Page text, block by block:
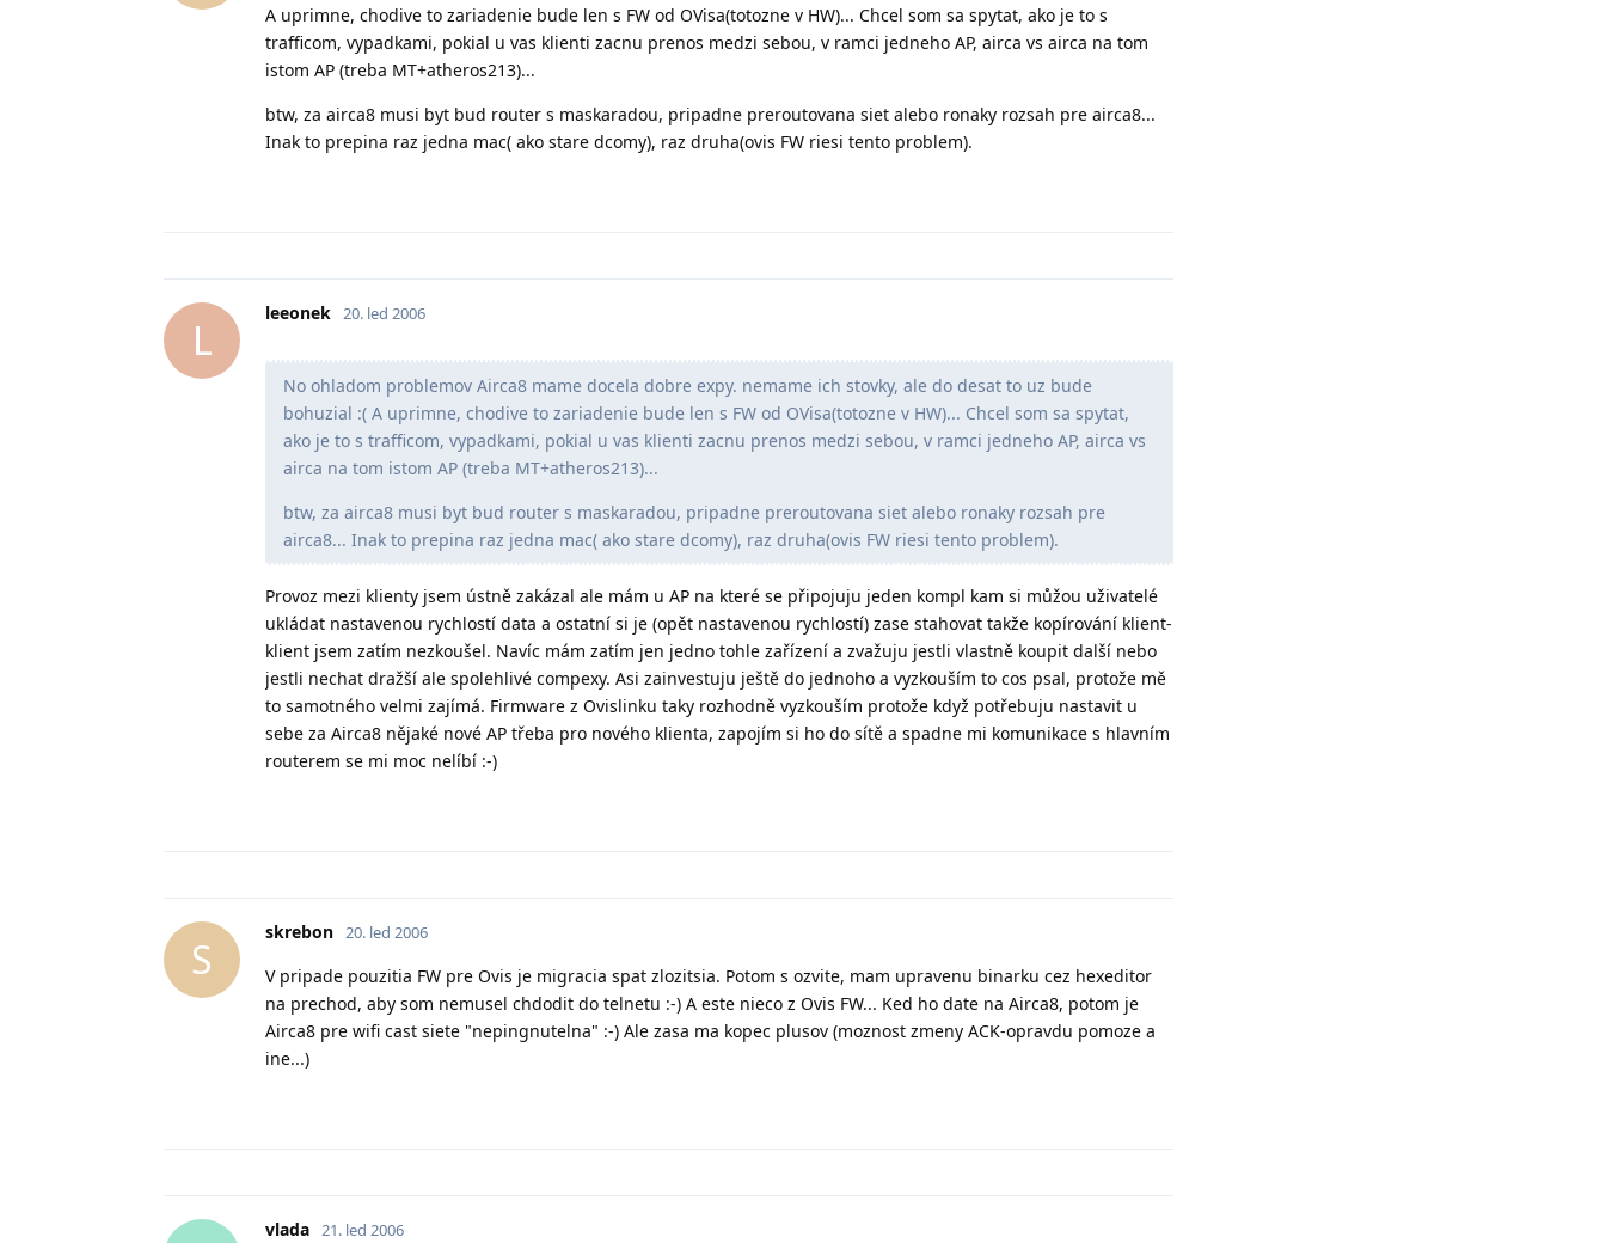
A uprimne, chodive to zariadenie bude len s FW od OVisa(totozne v HW)... Chcel som sa spytat, ako je to s
trafficom, vypadkami, pokial u vas klienti zacnu prenos medzi sebou, v ramci jedneho AP, airca vs airca na tom
istom AP (treba MT+atheros213)...
btw, za airca8 musi byt bud router s maskaradou, pripadne preroutovana siet alebo ronaky rozsah pre airca8...
Inak to prepina raz jedna mac( ako stare dcomy), raz druha(ovis FW riesi tento problem).
L
leeonek 20. led 2006
No ohladom problemov Airca8 mame docela dobre expy. nemame ich stovky, ale do desat to uz bude
bohuzial :( A uprimne, chodive to zariadenie bude len s FW od OVisa(totozne v HW)... Chcel som sa spytat,
ako je to s trafficom, vypadkami, pokial u vas klienti zacnu prenos medzi sebou, v ramci jedneho AP, airca vs
airca na tom istom AP (treba MT+atheros213)...
btw, za airca8 musi byt bud router s maskaradou, pripadne preroutovana siet alebo ronaky rozsah pre
airca8... Inak to prepina raz jedna mac( ako stare dcomy), raz druha(ovis FW riesi tento problem).
Provoz mezi klienty jsem ústně zakázal ale mám u AP na které se připojuju jeden kompl kam si můžou uživatelé
ukládat nastavenou rychlostí data a ostatní si je (opět nastavenou rychlostí) zase stahovat takže kopírování klient-
klient jsem zatím nezkoušel. Navíc mám zatím jen jedno tohle zařízení a zvažuju jestli vlastně koupit další nebo
jestli nechat dražší ale spolehlivé compexy. Asi zainvestuju ještě do jednoho a vyzkouším to cos psal, protože mě
to samotného velmi zajímá. Firmware z Ovislinku taky rozhodně vyzkouším protože když potřebuju nastavit u
sebe za Airca8 nějaké nové AP třeba pro nového klienta, zapojím si ho do sítě a spadne mi komunikace s hlavním
routerem se mi moc nelíbí :-)
S
skrebon 20. led 2006
V pripade pouzitia FW pre Ovis je migracia spat zlozitsia. Potom s ozvite, mam upravenu binarku cez hexeditor
na prechod, aby som nemusel chdodit do telnetu :-) A este nieco z Ovis FW... Ked ho date na Airca8, potom je
Airca8 pre wifi cast siete "nepingnutelna" :-) Ale zasa ma kopec plusov (moznost zmeny ACK-opravdu pomoze a
ine...)
vlada 21. led 2006